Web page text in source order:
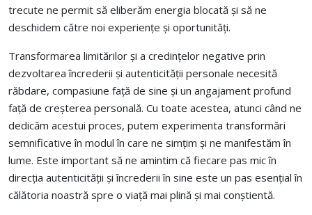
trecute ne permit să eliberăm energia blocată și să ne
deschidem către noi experiențe și oportunități.
Transformarea limitărilor și a credințelor negative prin
dezvoltarea încrederii și autenticității personale necesită
răbdare, compasiune față de sine și un angajament profund
față de creșterea personală. Cu toate acestea, atunci când ne
dedicăm acestui proces, putem experimenta transformări
semnificative în modul în care ne simțim și ne manifestăm în
lume. Este important să ne amintim că fiecare pas mic în
direcția autenticității și încrederii în sine este un pas esențial în
călătoria noastră spre o viață mai plină și mai conștientă.